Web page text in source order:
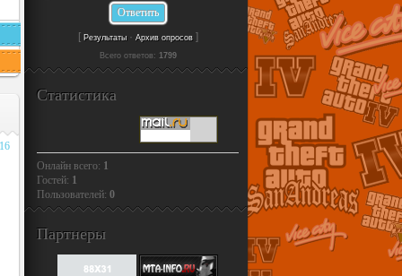
[ Результаты· Архив опросов]
Всего ответов: 1799
Статистика
Онлайн всего: 1
Гостей: 1
Пользователей: 0
Партнеры